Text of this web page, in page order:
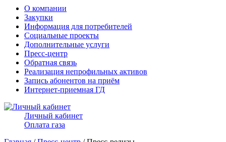
О компании
Закупки
Информация для потребителей
Социальные проекты
Дополнительные услуги
Пресс-центр
Обратная связь
Реализация непрофильных активов
Запись абонентов на приём
Интернет-приемная ГД
Личный кабинет
Оплата газа